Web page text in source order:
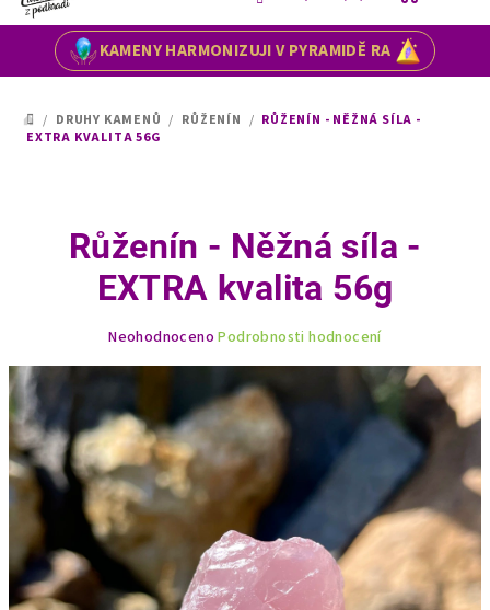
KAMENY HARMONIZUJI V PYRAMIDĚ RA
HledatPřihlášeníNákupní
DOMŮ
/ DRUHY KAMENŮ / RŮŽENÍN / RŮŽENÍN - NĚŽNÁ SÍLA -
EXTRA KVALITA 56G
Růženín - Něžná síla -
EXTRA kvalita 56g
produktu
je
0,0
z
5
hvězdiček.
Neohodnoceno Podrobnosti hodnocení